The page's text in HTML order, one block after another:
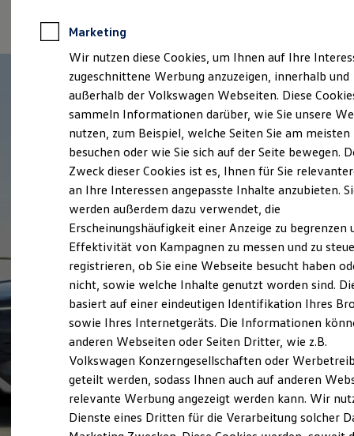
Anpfiff zum Gewinn
Elektroautos
ID. Tutorials
Elektrofahrzeugkonzepte
Reichweite
Reichweite der ID. Modelle
Reichweite im Winter
Laden
Laden unterwegs
Laden Zuhause
Ladezeitensimulator
Batterie
Sicherheit
Garantie und Lebensdauer
Nachhaltigkeit
Technologie
Kosten und Kauf
Verbrauchskosten
Kaufoptionen
E-Auto-Förderung
Software und Konnektivität
Die ID. Software 6
ID. Software Versionen und Updates
Digitale Extras
Schnittstellen zu Ihrem ID.
Marketing
Wir nutzen diese Cookies, um Ihnen auf Ihre
zugeschnittene Werbung anzuzeigen, innerhalb und
außerhalb der Volkswagen Webseiten. Diese
sammeln Informationen darüber, wie Sie unsere
nutzen, zum Beispiel, welche Seiten Sie am meisten
besuchen oder wie Sie sich auf der Seite bewegen.
Zweck dieser Cookies ist es, Ihnen für Sie
an Ihre Interessen angepasste Inhalte anzubieten.
werden außerdem dazu verwendet, die
Erscheinungshäufigkeit einer Anzeige zu begrenzen
Effektivität von Kampagnen zu messen und zu
registrieren, ob Sie eine Webseite besucht haben
nicht, sowie welche Inhalte genutzt worden sind.
basiert auf einer eindeutigen Identifikation Ihres
sowie Ihres Internetgeräts. Die Informationen
anderen Webseiten oder Seiten Dritter, wie z.B.
Volkswagen Konzerngesellschaften oder
geteilt werden, sodass Ihnen auch auf anderen
relevante Werbung angezeigt werden kann. Wir
Dienste eines Dritten für die Verarbeitung solcher